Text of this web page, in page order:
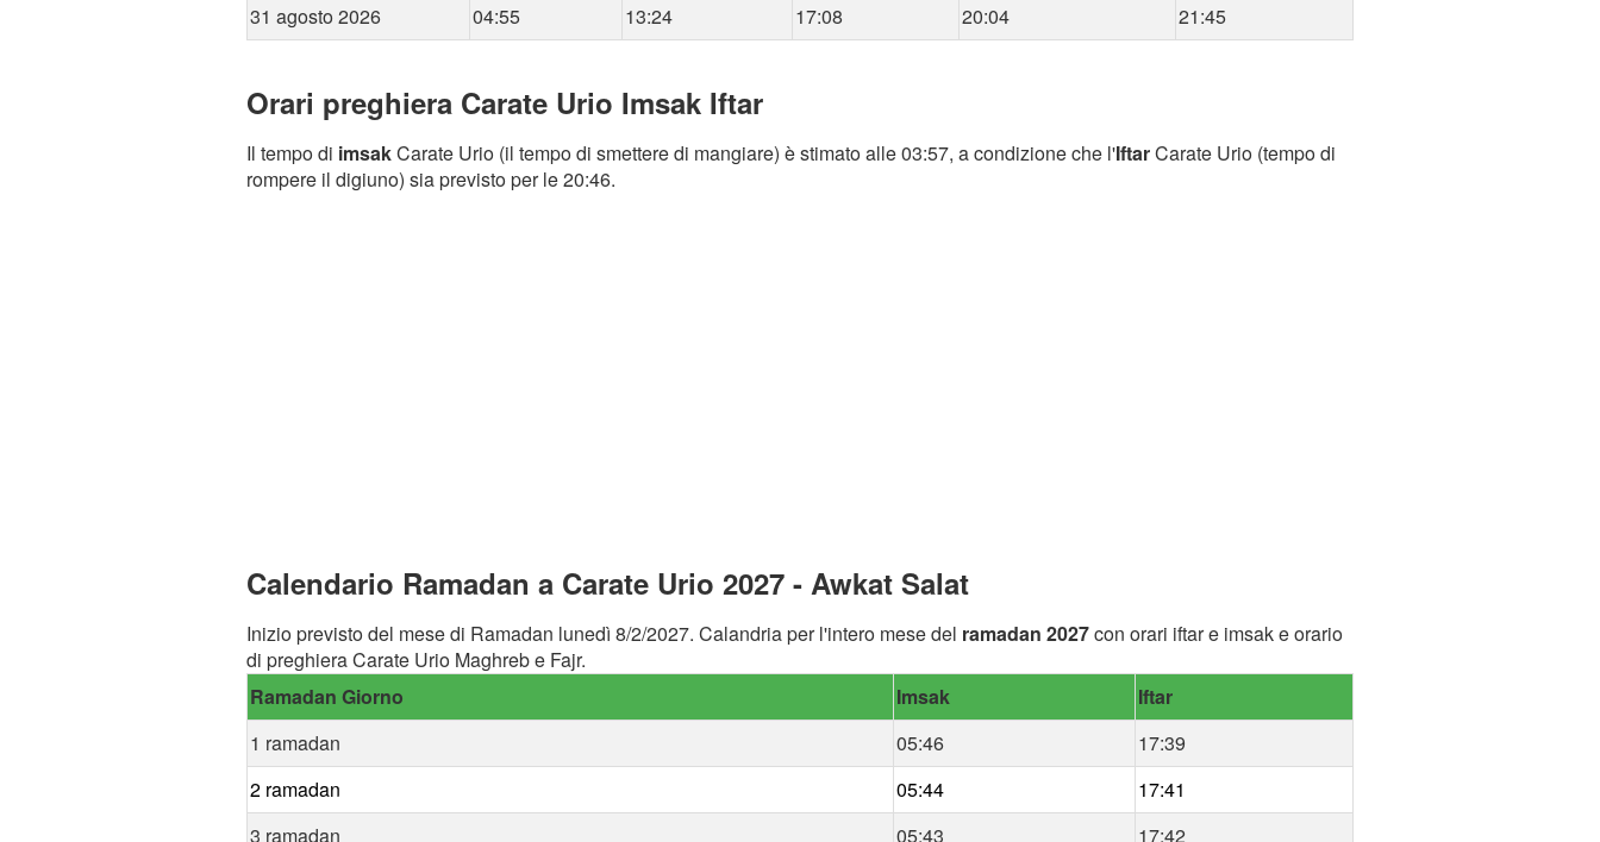
31 agosto 2026
04:55 13:24 17:08 20:04 21:45
Orari preghiera Carate Urio Imsak Iftar
Il tempo di imsakCarate Urio (il tempo di smettere di mangiare) è stimato alle 03:57, a condizione che l'IftarCarate Urio (tempo di
rompere il digiuno) sia previsto per le 20:46.
Calendario Ramadan a Carate Urio 2027 - Awkat Salat
Inizio previsto del mese di Ramadan lunedì 8/2/2027. Calandria per l'intero mese del ramadan 2027con orari iftar e imsak e orario
di preghiera Carate Urio Maghreb e Fajr.
Ramadan Giorno
Imsak
Iftar
1 ramadan
05:46
17:39
2 ramadan
05:44
17:41
3 ramadan
05:43 17:42